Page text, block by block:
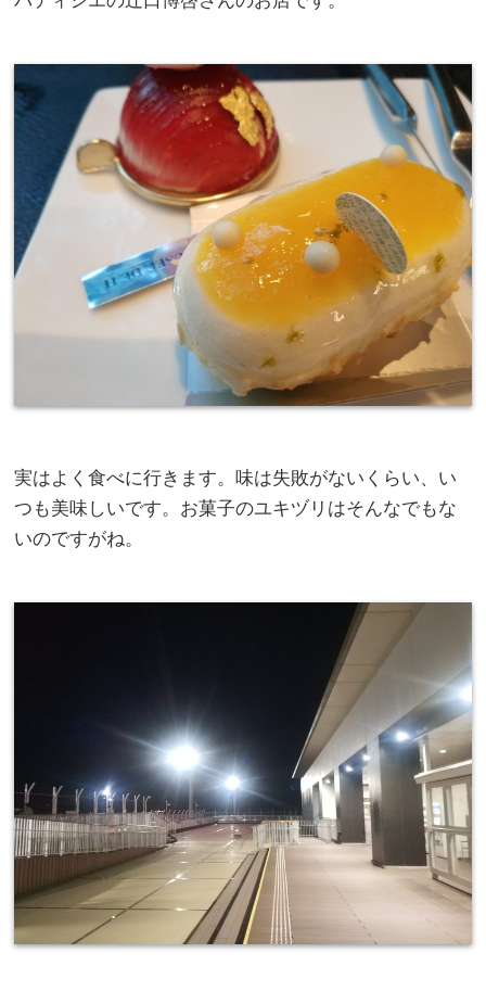
実はよく食べに行きます。味は失敗がないくらい、い
つも美味しいです。お菓子のユキヅリはそんなでもな
いのですがね。